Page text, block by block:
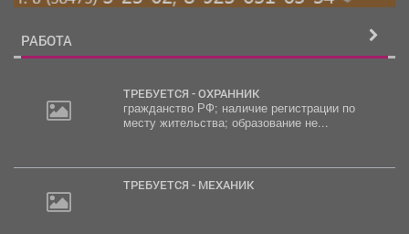
РАБОТА
ТРЕБУЕТСЯ - ОХРАННИК
гражданство РФ; наличие регистрации по
месту жительства; образование не...
ТРЕБУЕТСЯ - МЕХАНИК